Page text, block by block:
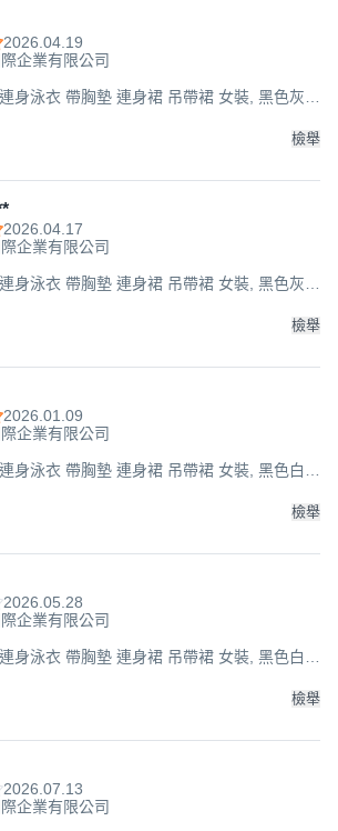
2026.04.19
企業有限公司
身泳衣 帶胸墊 連身裙 吊帶裙 女裝, 黑色灰
檢舉
2026.04.17
企業有限公司
身泳衣 帶胸墊 連身裙 吊帶裙 女裝, 黑色灰
檢舉
2026.01.09
企業有限公司
身泳衣 帶胸墊 連身裙 吊帶裙 女裝, 黑色白
檢舉
2026.05.28
企業有限公司
身泳衣 帶胸墊 連身裙 吊帶裙 女裝, 黑色白
檢舉
2026.07.13
企業有限公司